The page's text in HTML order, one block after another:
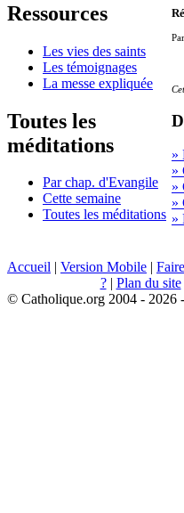
Ressources
Les vies des saints
Les témoignages
La messe expliquée
Toutes les
méditations
Par chap. d'Evangile
Cette semaine
Toutes les méditations
»
»
»
»
»
Accueil | Version Mobile |
?| Plan du site
© Catholique.org 2004 - 2026